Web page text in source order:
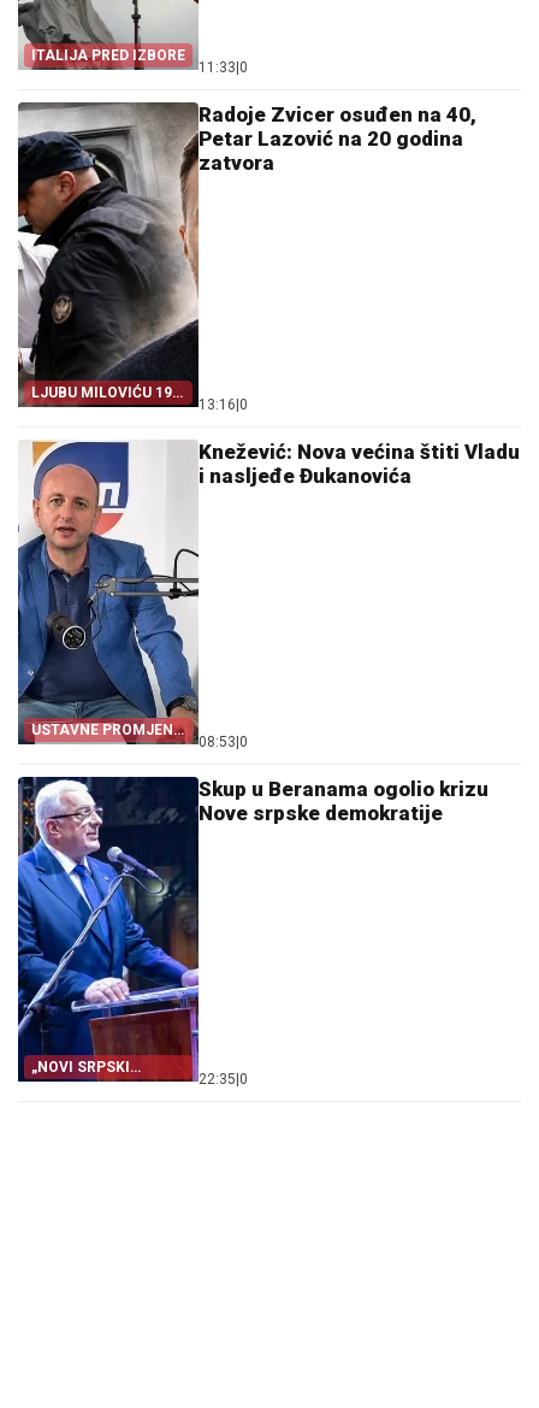
ITALIJA PRED IZBORE
11:33 0
LJUBU MILOVIĆU 19
GODINA
Radoje Zvicer osuđen na 40,
Petar Lazović na 20 godina
zatvora
13:16 0
USTAVNE PROMJENE
ŠMINKA
Knežević: Nova većina štiti Vladu
i nasljeđe Đukanovića
08:53 0
„NOVI SRPSKI
ODGOVOR” BEZ
Skup u Beranama ogolio krizu
Nove srpske demokratije
22:35 0